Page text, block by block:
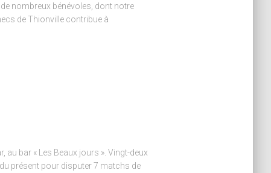
nombreux bénévoles, dont notre
de Thionville contribue à
au bar « Les Beaux jours ». Vingt-deux
présent pour disputer 7 matchs de